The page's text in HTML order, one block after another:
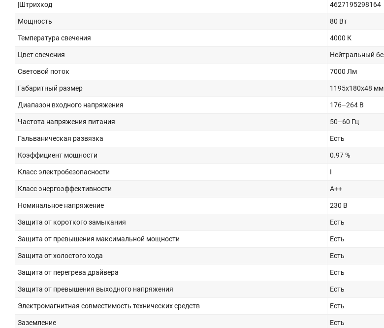
|Штрихкод 4627195298164
Мощность 80 Вт
Температура свечения 4000 К
Цвет свечения Нейтральный
Световой поток 7000 Лм
Габаритный размер 1195x180x48 мм
Диапазон входного напряжения 176–264 В
Частота напряжения питания 50–60 Гц
Гальваническая развязка Есть
Коэффициент мощности 0.97 %
Класс электробезопасности I
Класс энергоэффективности А++
Номинальное напряжение 230 В
Защита от короткого замыкания Есть
Защита от превышения максимальной мощности Есть
Защита от холостого хода Есть
Защита от перегрева драйвера Есть
Защита от превышения выходного напряжения Есть
Электромагнитная совместимость технических средств Есть
Заземление Есть